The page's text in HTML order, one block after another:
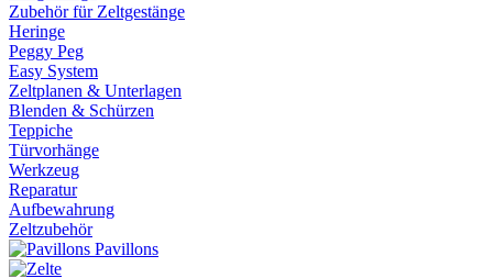
Zubehör für Zeltgestänge
Heringe
Peggy Peg
Easy System
Zeltplanen & Unterlagen
Blenden & Schürzen
Teppiche
Türvorhänge
Werkzeug
Reparatur
Aufbewahrung
Zeltzubehör
Pavillons